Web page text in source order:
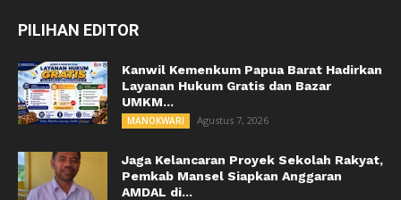
PILIHAN EDITOR
Kanwil Kemenkum Papua Barat Hadirkan
Layanan Hukum Gratis dan Bazar
UMKM...
MANOKWARI Agustus 7, 2026
Jaga Kelancaran Proyek Sekolah Rakyat,
Pemkab Mansel Siapkan Anggaran
AMDAL di...